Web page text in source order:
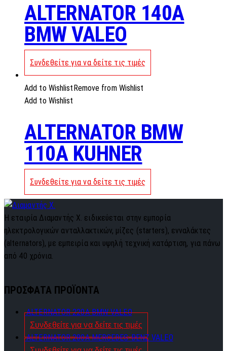
ALTERNATOR 140A
BMW VALEO
Συνδεθείτε για να δείτε τις τιμές
Add to WishlistRemove from Wishlist
Add to Wishlist
ALTERNATOR BMW
110A KUHNER
Συνδεθείτε για να δείτε τις τιμές
Η εταιρία Διαμαντής Χ. ειδικεύεται στην εμπορία
ηλεκτρολογικών ανταλλακτικών, μίζες (starters), ενναλάκτες
(alternators), με εμπειρία και υψηλή τεχνική κατάρτιση, για πάνω
από 40 χρόνια.
ΠΡΟΣΦΑΤΑ ΠΡΟΪΟΝΤΑ
ALTERNATOR 220A BMW VALEO
Συνδεθείτε για να δείτε τις τιμές
ALTERNATOR 280A MERCEDES-BENZ VALEO